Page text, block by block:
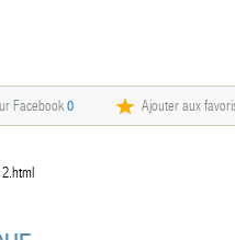
Facebook0 Ajouter aux